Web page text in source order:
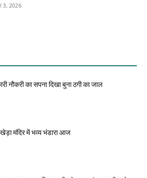
3, 2026
नौकरी का सपना दिखा बुना ठगी का जाल
खेड़ा मंदिर में भव्य भंडारा आज